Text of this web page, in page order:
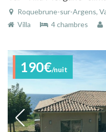
Roquebrune-sur-Argens,
Villa
4 chambres
190€/nuit